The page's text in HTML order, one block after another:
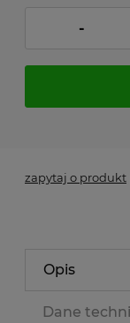
-
zapytaj o produkt
Opis
Dane